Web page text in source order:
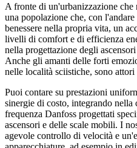
A fronte di un'urbanizzazione
una popolazione che, con
benessere nella propria vita, un
livelli di comfort e di efficienza
nella progettazione degli
Anche gli amanti delle forti
nelle località sciistiche, sono
Puoi contare su prestazioni
sinergie di costo, integrando
frequenza Danfoss progettati
ascensori e delle scale mobili. I
agevole controllo di velocità e